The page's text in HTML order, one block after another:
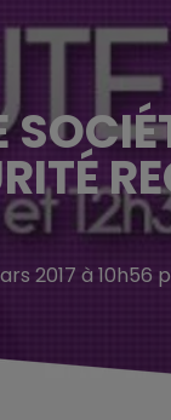
2017 à 10h56